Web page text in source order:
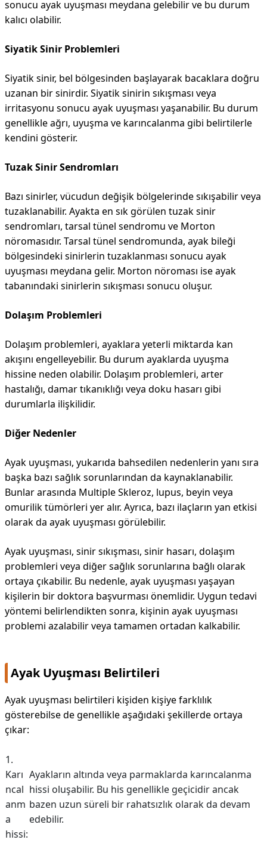
sonucu ayak uyuşması meydana gelebilir ve bu durum
kalıcı olabilir.
Siyatik Sinir Problemleri
Siyatik sinir, bel bölgesinden başlayarak bacaklara doğru
uzanan bir sinirdir. Siyatik sinirin sıkışması veya
irritasyonu sonucu ayak uyuşması yaşanabilir. Bu durum
genellikle ağrı, uyuşma ve karıncalanma gibi belirtilerle
kendini gösterir.
Tuzak Sinir Sendromları
Bazı sinirler, vücudun değişik bölgelerinde sıkışabilir veya
tuzaklanabilir. Ayakta en sık görülen tuzak sinir
sendromları, tarsal tünel sendromu ve Morton
nöromasıdır. Tarsal tünel sendromunda, ayak bileği
bölgesindeki sinirlerin tuzaklanması sonucu ayak
uyuşması meydana gelir. Morton nöroması ise ayak
tabanındaki sinirlerin sıkışması sonucu oluşur.
Dolaşım Problemleri
Dolaşım problemleri, ayaklara yeterli miktarda kan
akışını engelleyebilir. Bu durum ayaklarda uyuşma
hissine neden olabilir. Dolaşım problemleri, arter
hastalığı, damar tıkanıklığı veya doku hasarı gibi
durumlarla ilişkilidir.
Diğer Nedenler
Ayak uyuşması, yukarıda bahsedilen nedenlerin yanı sıra
başka bazı sağlık sorunlarından da kaynaklanabilir.
Bunlar arasında Multiple Skleroz, lupus, beyin veya
omurilik tümörleri yer alır. Ayrıca, bazı ilaçların yan etkisi
olarak da ayak uyuşması görülebilir.
Ayak uyuşması, sinir sıkışması, sinir hasarı, dolaşım
problemleri veya diğer sağlık sorunlarına bağlı olarak
ortaya çıkabilir. Bu nedenle, ayak uyuşması yaşayan
kişilerin bir doktora başvurması önemlidir. Uygun tedavi
yöntemi belirlendikten sonra, kişinin ayak uyuşması
problemi azalabilir veya tamamen ortadan kalkabilir.
Ayak Uyuşması Belirtileri
Ayak uyuşması belirtileri kişiden kişiye farklılık
gösterebilse de genellikle aşağıdaki şekillerde ortaya
çıkar:
1.
Karı
ncal
anm
a
hissi:
Ayakların altında veya parmaklarda karıncalanma
hissi oluşabilir. Bu his genellikle geçicidir ancak
bazen uzun süreli bir rahatsızlık olarak da devam
edebilir.